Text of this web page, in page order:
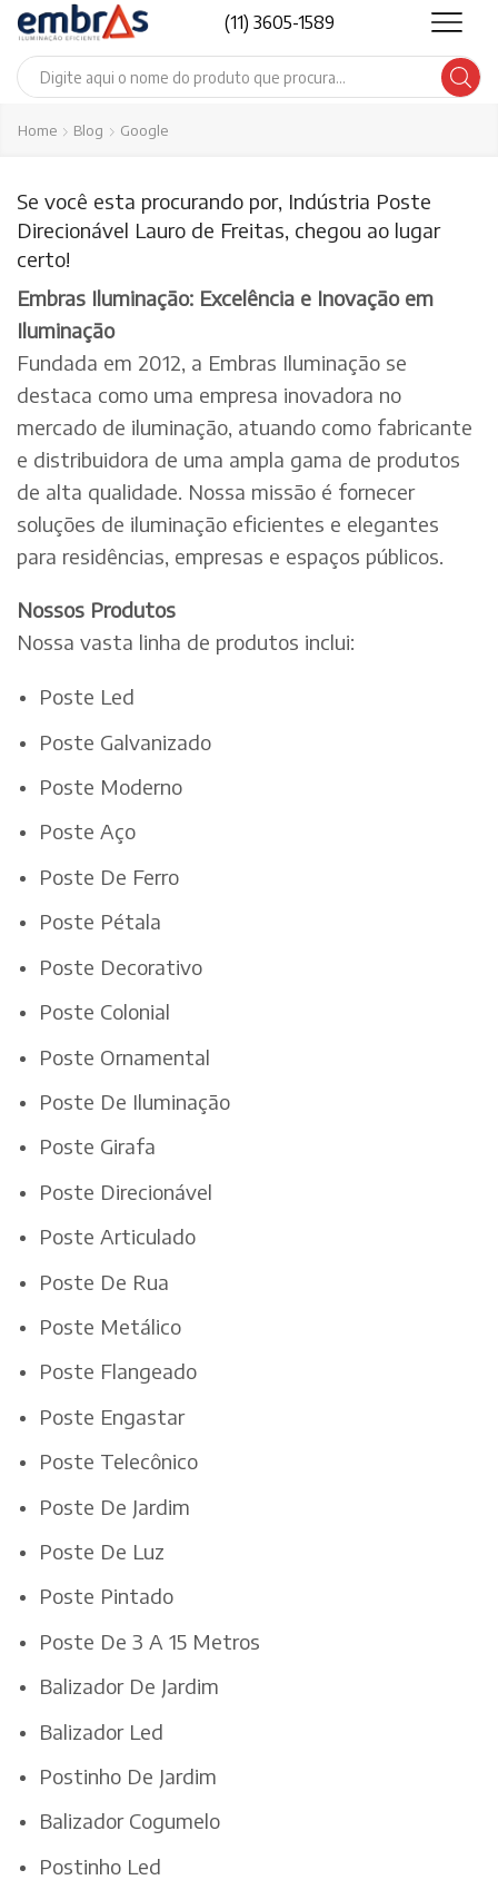
(11) 3605-1589
Search
Home Blog Google
Se você esta procurando por, Indústria Poste
Direcionável Lauro de Freitas, chegou ao lugar
certo!
Embras Iluminação: Excelência e Inovação em
Iluminação
Fundada em 2012, a Embras Iluminação se
destaca como uma empresa inovadora no
mercado de iluminação, atuando como fabricante
e distribuidora de uma ampla gama de produtos
de alta qualidade. Nossa missão é fornecer
soluções de iluminação eficientes e elegantes
para residências, empresas e espaços públicos.
Nossos Produtos
Nossa vasta linha de produtos inclui:
Poste Led
Poste Galvanizado
Poste Moderno
Poste Aço
Poste De Ferro
Poste Pétala
Poste Decorativo
Poste Colonial
Poste Ornamental
Poste De Iluminação
Poste Girafa
Poste Direcionável
Poste Articulado
Poste De Rua
Poste Metálico
Poste Flangeado
Poste Engastar
Poste Telecônico
Poste De Jardim
Poste De Luz
Poste Pintado
Poste De 3 A 15 Metros
Balizador De Jardim
Balizador Led
Postinho De Jardim
Balizador Cogumelo
Postinho Led